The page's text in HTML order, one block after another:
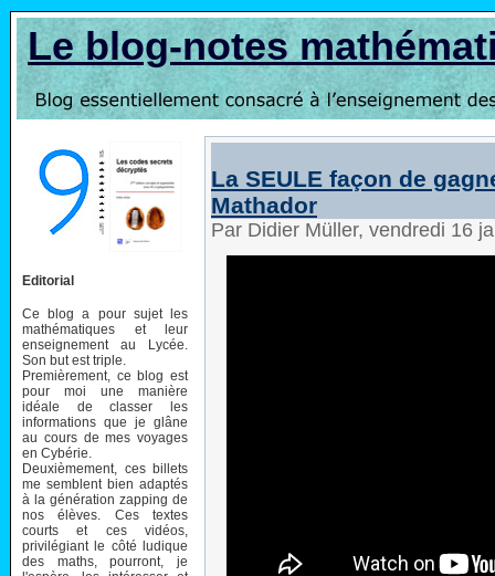
Le blog-notes
Editorial
Ce blog a pour sujet les
mathématiques et leur
enseignement au Lycée.
Son but est triple.
Premièrement, ce blog est
pour moi une manière
idéale de classer les
informations que je glâne
au cours de mes voyages
en Cybérie.
Deuxièmement, ces billets
me semblent bien adaptés
à la génération zapping de
nos élèves. Ces textes
courts et ces vidéos,
privilégiant le côté ludique
des maths, pourront, je
La SEULE façon de
Mathador
Par Didier Müller, vendredi 16